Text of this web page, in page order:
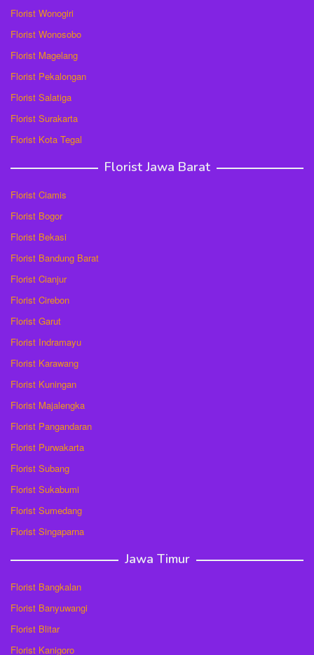
Florist Wonogiri
Florist Wonosobo
Florist Magelang
Florist Pekalongan
Florist Salatiga
Florist Surakarta
Florist Kota Tegal
Florist Jawa Barat
Florist Ciamis
Florist Bogor
Florist Bekasi
Florist Bandung Barat
Florist Cianjur
Florist Cirebon
Florist Garut
Florist Indramayu
Florist Karawang
Florist Kuningan
Florist Majalengka
Florist Pangandaran
Florist Purwakarta
Florist Subang
Florist Sukabumi
Florist Sumedang
Florist Singaparna
Jawa Timur
Florist Bangkalan
Florist Banyuwangi
Florist Blitar
Florist Kanigoro